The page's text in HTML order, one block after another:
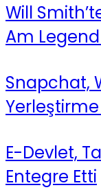
Will
Am Legend
Snapchat,
E-Devlet,
Entegre Etti